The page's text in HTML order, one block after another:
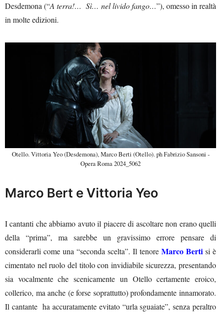
Desdemona (“A terra!… Sì… nel livido fango…”), omesso in realtà
in molte edizioni.
Otello. Vittoria Yeo (Desdemona), Marco Berti (Otello). ph Fabrizio Sansoni -
Opera Roma 2024_5062
Marco Bert e Vittoria Yeo
I cantanti che abbiamo avuto il piacere di ascoltare non erano quelli
della “prima”, ma sarebbe un gravissimo errore pensare di
considerarli come una “seconda scelta”. Il tenore Marco Berti si è
cimentato nel ruolo del titolo con invidiabile sicurezza, presentando
sia vocalmente che scenicamente un Otello certamente eroico,
collerico, ma anche (e forse soprattutto) profondamente innamorato.
Il cantante ha accuratamente evitato “urla sguaiate”, senza peraltro